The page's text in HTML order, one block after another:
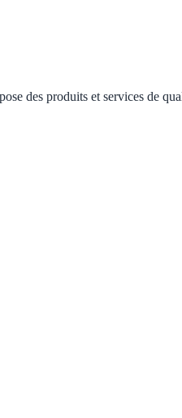
des produits et services de